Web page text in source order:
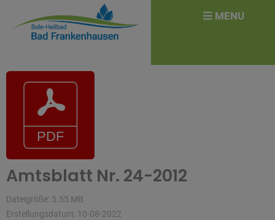
Amtsblatt Nr. 24-2012
Dateigröße: 5.55 MB
Erstellungsdatum: 10-08-2022
for: